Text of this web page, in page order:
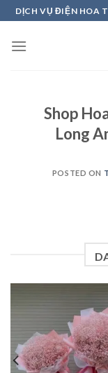
Skip
to
content
DỊCH VỤ ĐIỆN HOA
Shop
Long
POSTED ON